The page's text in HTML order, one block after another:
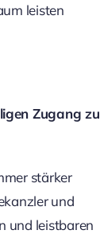
leisten
Zugang zu
stärker
und
und leistbaren